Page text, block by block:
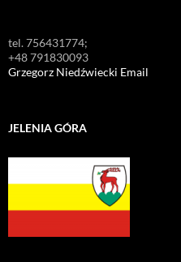
tel. 756431774;
+48 791830093
Grzegorz Niedźwiecki Email
JELENIA GÓRA